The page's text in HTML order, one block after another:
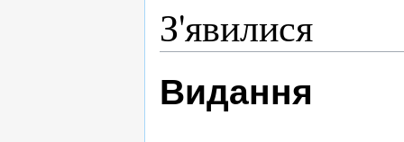
З'явилися
Видання